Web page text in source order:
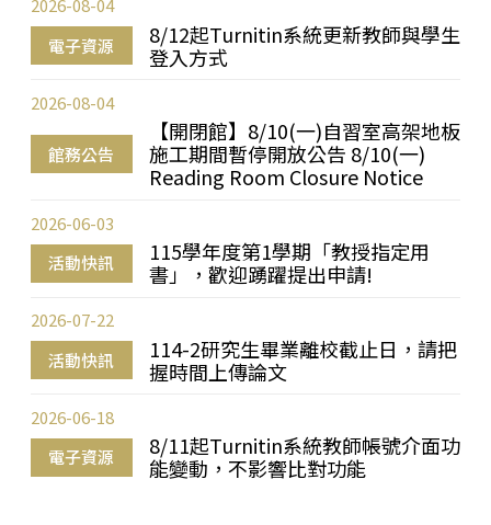
電子資源
8/12起Turnitin系統更新教師與學生
登入方式
2026-08-04
館務公告
【開閉館】8/10(一)自習室高架地板
施工期間暫停開放公告 8/10(一)
Reading Room Closure Notice
2026-08-04
活動快訊
115學年度第1學期「教授指定用
書」，歡迎踴躍提出申請!
2026-06-03
活動快訊
114-2研究生畢業離校截止日，請把
握時間上傳論文
2026-07-22
電子資源
8/11起Turnitin系統教師帳號介面功
能變動，不影響比對功能
2026-06-18